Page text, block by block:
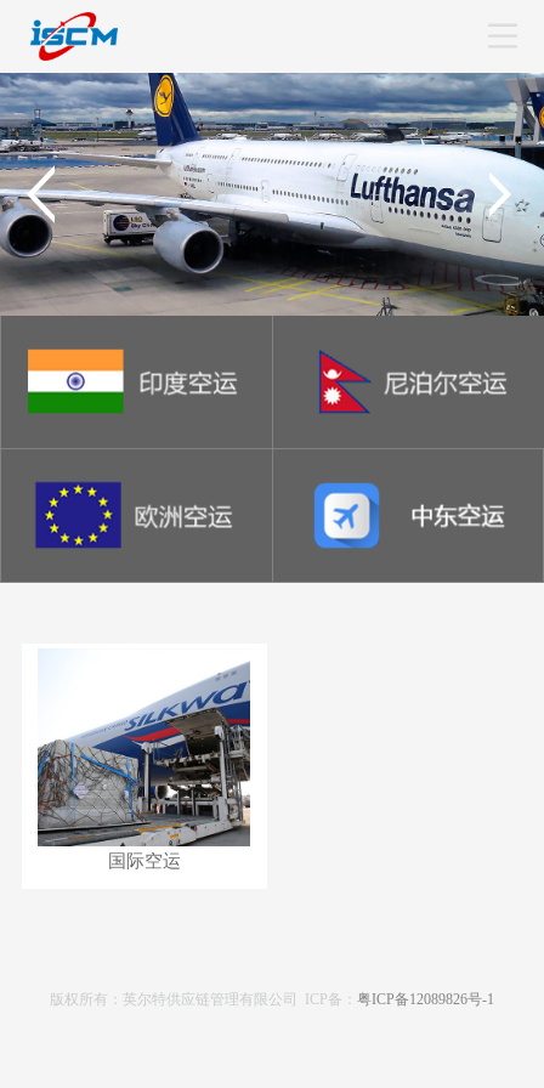
国际空运
版权所有：英尔特供应链管理有限公司 ICP备： 粤ICP备12089826号-1